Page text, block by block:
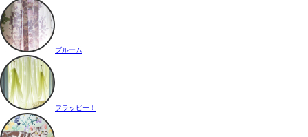
ブルーム
フラッピー！